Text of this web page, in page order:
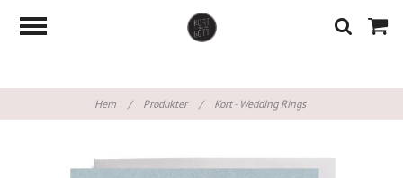
Hem / Produkter / Kort - Wedding Rings